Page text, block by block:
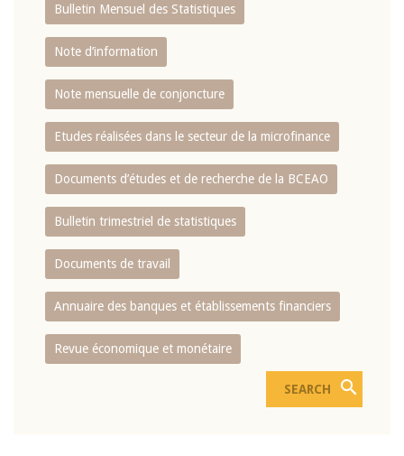
Bulletin Mensuel des Statistiques
Note d’information
Note mensuelle de conjoncture
Etudes réalisées dans le secteur de la microfinance
Documents d’études et de recherche de la BCEAO
Bulletin trimestriel de statistiques
Documents de travail
Annuaire des banques et établissements financiers
Revue économique et monétaire